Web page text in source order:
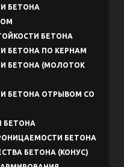
БЕТОНА
БЕТОНА
БЕТОНА ПО КЕРНАМ
БЕТОНА (МОЛОТОК
БЕТОНА ОТРЫВОМ СО
БЕТОНА
БЕТОНА
БЕТОНА (КОНУС)